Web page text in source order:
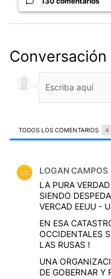
Conversación
TODOS LOS COMENTARIOS 4
LC LOGAN CAMPOS
LA PURA
SIENDO
VERCAD EEUU -
EN ESA
OCCIDENTALES
LAS RUSAS !
UNA
DE GOBERNAR Y